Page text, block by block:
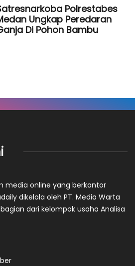
Polrestabes
Ungkap Peredaran
Di Pohon Bambu
media online yang berkantor
dikelola oleh PT. Media Warta
dari kelompok usaha Analisa